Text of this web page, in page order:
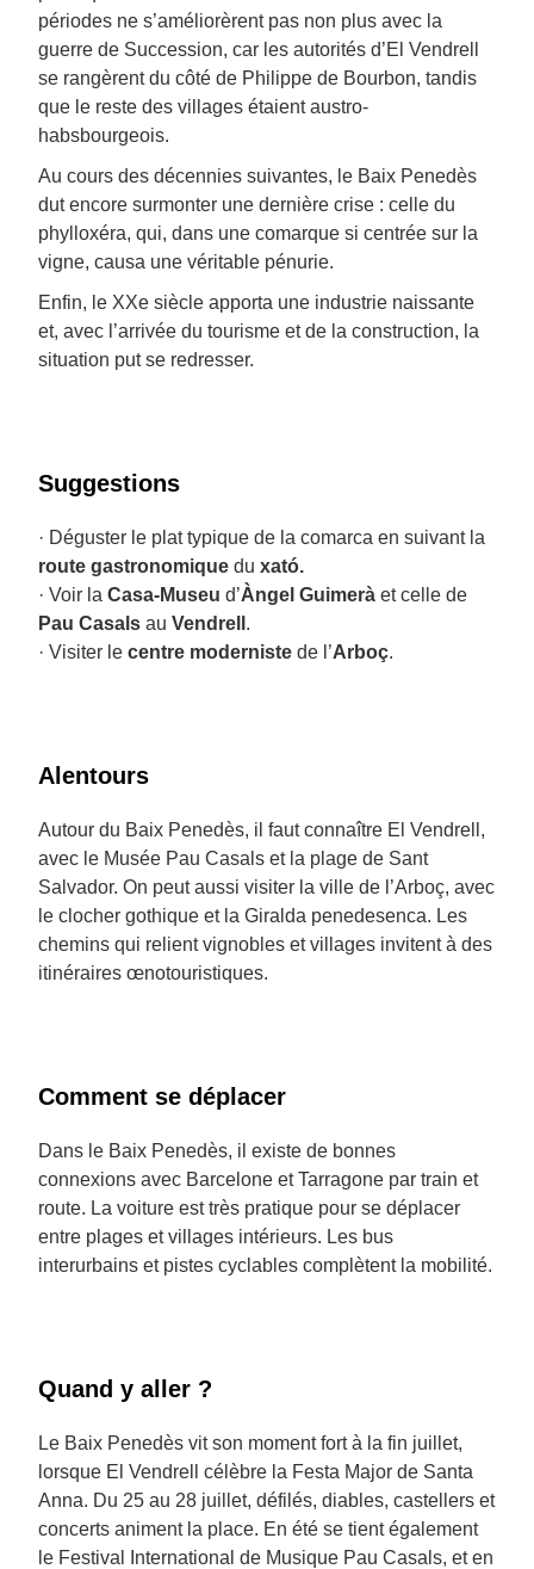
périodes ne s’améliorèrent pas non plus avec la
guerre de Succession, car les autorités d’El Vendrell
se rangèrent du côté de Philippe de Bourbon, tandis
que le reste des villages étaient austro-
habsbourgeois.
Au cours des décennies suivantes, le Baix Penedès
dut encore surmonter une dernière crise : celle du
phylloxéra, qui, dans une comarque si centrée sur la
vigne, causa une véritable pénurie.
Enfin, le XXe siècle apporta une industrie naissante
et, avec l’arrivée du tourisme et de la construction, la
situation put se redresser.
Suggestions
· Déguster le plat typique de la comarca en suivant la
route gastronomique du xató.
· Voir la Casa-Museu d’Àngel Guimerà et celle de
Pau Casals au Vendrell .
· Visiter le centre moderniste de l’Arboç.
Alentours
Autour du Baix Penedès, il faut connaître El Vendrell,
avec le Musée Pau Casals et la plage de Sant
Salvador. On peut aussi visiter la ville de l’Arboç, avec
le clocher gothique et la Giralda penedesenca. Les
chemins qui relient vignobles et villages invitent à des
itinéraires œnotouristiques.
Comment se déplacer
Dans le Baix Penedès, il existe de bonnes
connexions avec Barcelone et Tarragone par train et
route. La voiture est très pratique pour se déplacer
entre plages et villages intérieurs. Les bus
interurbains et pistes cyclables complètent la mobilité.
Quand y aller ?
Le Baix Penedès vit son moment fort à la fin juillet,
lorsque El Vendrell célèbre la Festa Major de Santa
Anna. Du 25 au 28 juillet, défilés, diables, castellers et
concerts animent la place. En été se tient également
le Festival International de Musique Pau Casals, et en